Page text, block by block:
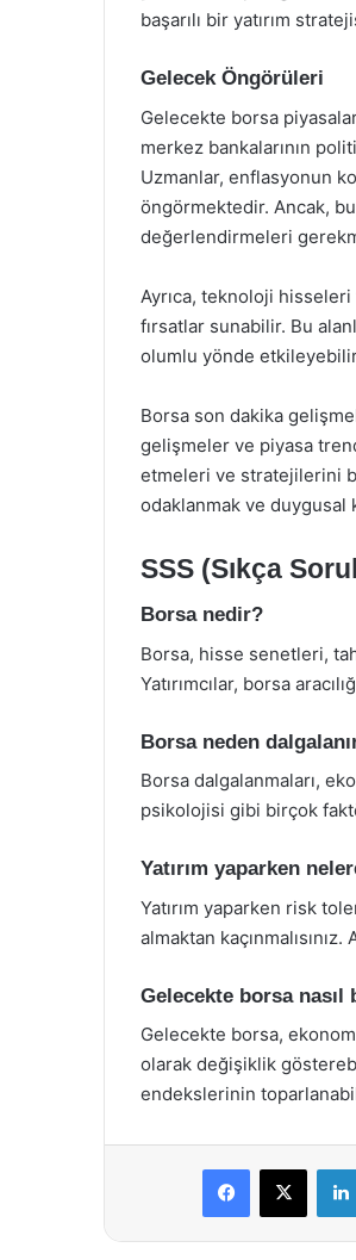
başarılı bir yatırım
Gelecek Öngörüleri
Gelecekte borsa
merkez bankalarının
Uzmanlar, enflasyonun
öngörmektedir. Ancak, bu
değerlendirmeleri
Ayrıca, teknoloji
fırsatlar sunabilir. Bu
olumlu yönde
Borsa son dakika
gelişmeler ve piyasa
etmeleri ve stratejilerini
odaklanmak ve duygusal
SSS (Sıkça
Borsa nedir?
Borsa, hisse senetleri,
Yatırımcılar, borsa
Borsa neden
Borsa dalgalanmaları,
psikolojisi gibi birçok
Yatırım yaparken
Yatırım yaparken risk
almaktan
Gelecekte borsa
Gelecekte borsa,
olarak değişiklik
endekslerinin
Facebook
X